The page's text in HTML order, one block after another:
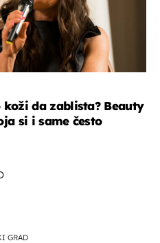
da zablista? Beauty
si i same često
GRAD